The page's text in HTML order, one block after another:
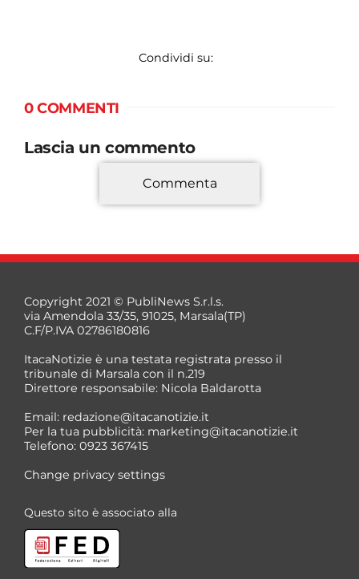
Condividi su:
0 COMMENTI
Lascia un commento
*
*
Commenta
Copyright 2021 © PubliNews S.r.l.s.
via Amendola 33/35, 91025, Marsala(TP)
C.F/P.IVA 02786180816
ItacaNotizie è una testata registrata presso il
tribunale di Marsala con il n.219
Direttore responsabile: Nicola Baldarotta
Email: redazione@itacanotizie.it
Per la tua pubblicità: marketing@itacanotizie.it
Telefono: 0923 367415
Change privacy settings
Questo sito è associato alla